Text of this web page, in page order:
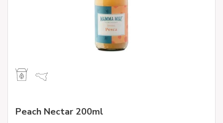
Peach Nectar 200ml